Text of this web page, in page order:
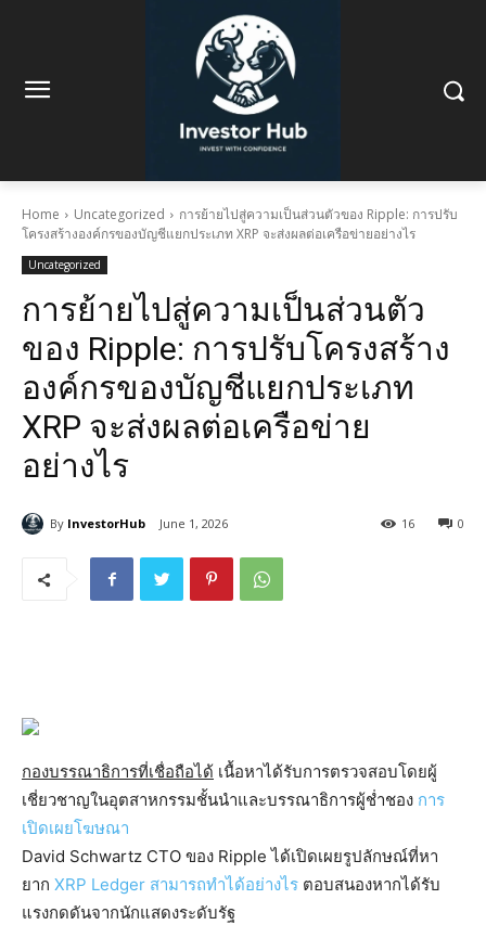
Home Uncategorized
การย้ายไปสู่ความเป็นส่วนตัวของ Ripple: การปรับ
โครงสร้างองค์กรของบัญชีแยกประเภท XRP จะส่งผลต่อเครือข่ายอย่างไร
Uncategorized
การย้ายไปสู่ความเป็นส่วนตัว
ของ Ripple: การปรับโครงสร้าง
องค์กรของบัญชีแยกประเภท
XRP จะส่งผลต่อเครือข่าย
อย่างไร
By InvestorHub June 1, 2026 0
16
กองบรรณาธิการที่เชื่อถือได้ เนื้อหาได้รับการตรวจสอบโดยผู้
เชี่ยวชาญในอุตสาหกรรมชั้นนำและบรรณาธิการผู้ช่ำชอง การ
เปิดเผยโฆษณา
David Schwartz CTO ของ Ripple ได้เปิดเผยรูปลักษณ์ที่หา
ยาก XRP Ledger สามารถทำได้อย่างไร ตอบสนองหากได้รับ
แรงกดดันจากนักแสดงระดับรัฐ